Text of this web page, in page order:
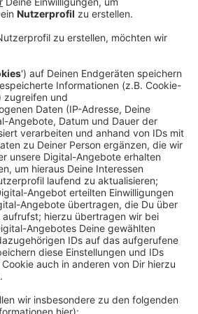
12.09.2019 13:51
einen Trickbetrug
das Geld für die Männer
hielten sich an die Masche
Dabei wird den Senioren
sie seien in polizeiliche
und müssten die Polizei
sie Geld aushändigen.
nur Boten-Jungen,
und an die aus der Türkei-
weiterleiten sollten. Der
die Trickbetrüger vorerst
zurückbekommen.